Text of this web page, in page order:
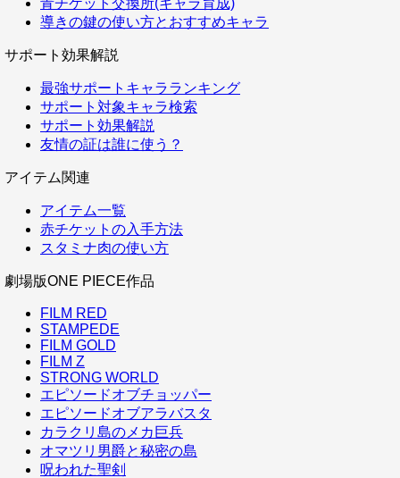
青チケット交換所(キャラ育成)
導きの鍵の使い方とおすすめキャラ
サポート効果解説
最強サポートキャラランキング
サポート対象キャラ検索
サポート効果解説
友情の証は誰に使う？
アイテム関連
アイテム一覧
赤チケットの入手方法
スタミナ肉の使い方
劇場版ONE PIECE作品
FILM RED
STAMPEDE
FILM GOLD
FILM Z
STRONG WORLD
エピソードオブチョッパー
エピソードオブアラバスタ
カラクリ島のメカ巨兵
オマツリ男爵と秘密の島
呪われた聖剣